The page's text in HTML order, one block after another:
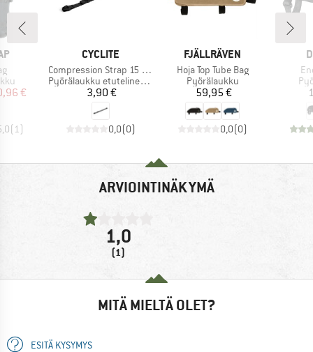
hinta
€
(1)
MERKKI
CYCLITE
Tuote
Compression Strap 15 mm
Tuoteryhmä
Pyörälaukku etutelineeseen
Hinta
3,90 €
0,0(0)
MERKKI
FJÄLLRÄVEN
Tuote
Hoja Top Tube Bag
Tuoteryhmä
Pyörälaukku
Hinta
59,95 €
0,0(0)
ARVIOINTINÄKYMÄ
1,0
(1)
MITÄ MIELTÄ OLET?
ESITÄ KYSYMYS